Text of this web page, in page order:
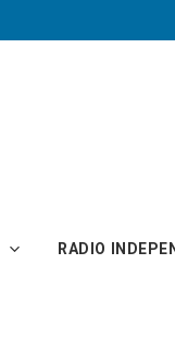
RADIO